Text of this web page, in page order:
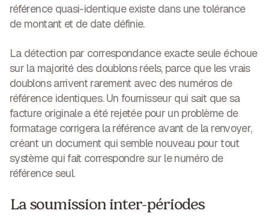
référence quasi-identique existe dans une tolérance
de montant et de date définie.
La détection par correspondance exacte seule échoue
sur la majorité des doublons réels, parce que les vrais
doublons arrivent rarement avec des numéros de
référence identiques. Un fournisseur qui sait que sa
facture originale a été rejetée pour un problème de
formatage corrigera la référence avant de la renvoyer,
créant un document qui semble nouveau pour tout
système qui fait correspondre sur le numéro de
référence seul.
La soumission inter-périodes